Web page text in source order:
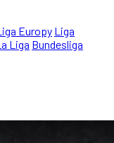
Europy Liga
Liga Bundesliga